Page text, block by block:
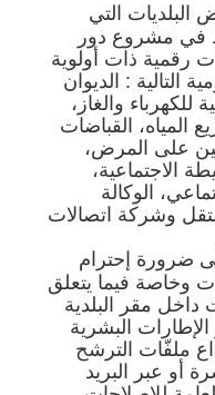
التي
في مشروع دور
رقمية ذات أولوية
التالية : الديوان
للكهرباء والغاز،
المياه، القباضات
على المرض،
الاجتماعية،
الوكالة
وشركة اتصالات
ضرورة إحترام
وخاصة فيما يتعلق
داخل مقر البلدية
البشرية
ملفّات الترشح
جانفي 2023 مباشرة أو عبر البريد